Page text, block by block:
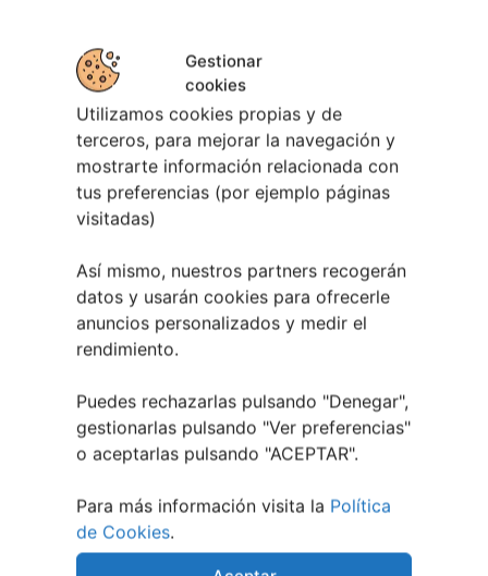
Gestionar
cookies
Utilizamos cookies propias y de
terceros, para mejorar la navegación y
mostrarte información relacionada con
tus preferencias (por ejemplo páginas
visitadas)
Así mismo, nuestros partners recogerán
datos y usarán cookies para ofrecerle
anuncios personalizados y medir el
rendimiento.
Puedes rechazarlas pulsando "Denegar",
gestionarlas pulsando "Ver preferencias"
o aceptarlas pulsando "ACEPTAR".
Para más información visita la Política
de Cookies.
EVENTOS RELACIONADOS